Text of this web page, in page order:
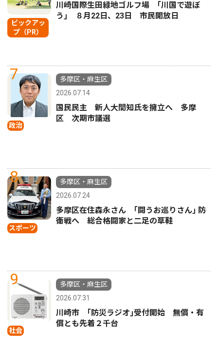
ピックアッ
プ（PR）
川崎国際生田緑地ゴルフ場 ｢川国で遊ぼ
う｣ ８月22日、23日 市民開放日
7
政治
多摩区・麻生区
2026.07.14
国民民主 新人大間知氏を擁立へ 多摩
区 次期市議選
8
スポーツ
多摩区・麻生区
2026.07.24
多摩区在住森永さん ｢闘うお巡りさん｣ 防
衛戦へ 総合格闘家と二足の草鞋
9
社会
多摩区・麻生区
2026.07.31
川崎市 ｢防災ラジオ｣受付開始 無償・有
償とも先着２千台